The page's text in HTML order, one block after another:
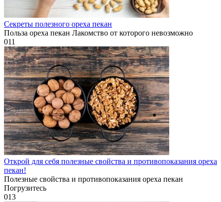
Секреты полезного ореха пекан
Польза ореха пекан Лакомство от которого невозможно
011
Открой для себя полезные свойства и противопоказания ореха
пекан!
Полезные свойства и противопоказания ореха пекан
Погрузитесь
013